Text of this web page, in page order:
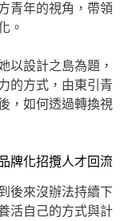
青年的視角，帶領
。
以設計之島為題，
的方式，由東引青
，如何透過轉換視
牌化招攬人才回流
後來沒辦法持續下
活自己的方式與計